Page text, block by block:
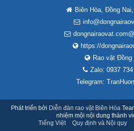
Biên Hòa, Đồng
https://
Rao vặt Đồng
Zalo: 0937
Telegram:
Phát triển bởi Diễn đàn rao vặt Biên Hòa
nhiệm mội nội dung thành
Tiếng Việt
Quy định và Nội quy